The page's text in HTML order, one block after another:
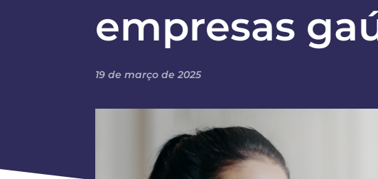
empresas
19 de março de 2025